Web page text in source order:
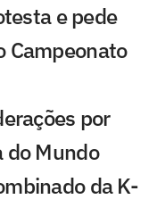
e pede
Campeonato
por
do Mundo
da K-